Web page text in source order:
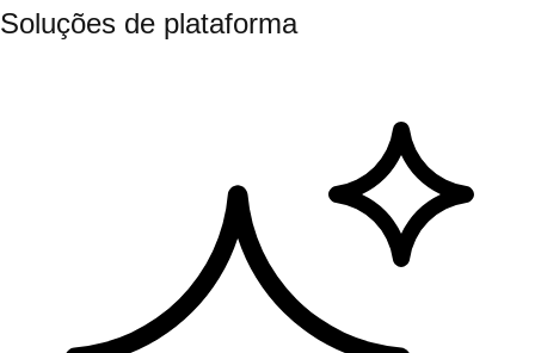
Soluções de plataforma